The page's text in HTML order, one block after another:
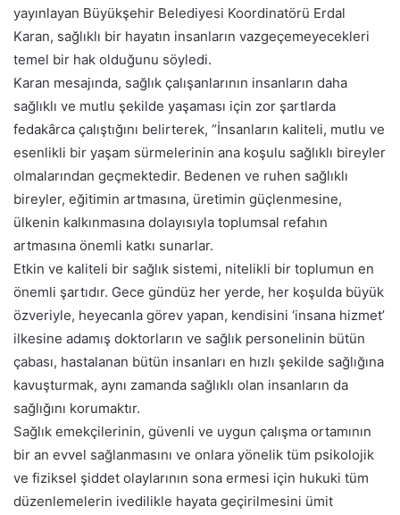
yayınlayan Büyükşehir Belediyesi Koordinatörü Erdal
Karan, sağlıklı bir hayatın insanların vazgeçemeyecekleri
temel bir hak olduğunu söyledi.
Karan mesajında, sağlık çalışanlarının insanların daha
sağlıklı ve mutlu şekilde yaşaması için zor şartlarda
fedakârca çalıştığını belirterek, “İnsanların kaliteli, mutlu ve
esenlikli bir yaşam sürmelerinin ana koşulu sağlıklı bireyler
olmalarından geçmektedir. Bedenen ve ruhen sağlıklı
bireyler, eğitimin artmasına, üretimin güçlenmesine,
ülkenin kalkınmasına dolayısıyla toplumsal refahın
artmasına önemli katkı sunarlar.
Etkin ve kaliteli bir sağlık sistemi, nitelikli bir toplumun en
önemli şartıdır. Gece gündüz her yerde, her koşulda büyük
özveriyle, heyecanla görev yapan, kendisini ‘insana hizmet’
ilkesine adamış doktorların ve sağlık personelinin bütün
çabası, hastalanan bütün insanları en hızlı şekilde sağlığına
kavuşturmak, aynı zamanda sağlıklı olan insanların da
sağlığını korumaktır.
Sağlık emekçilerinin, güvenli ve uygun çalışma ortamının
bir an evvel sağlanmasını ve onlara yönelik tüm psikolojik
ve fiziksel şiddet olaylarının sona ermesi için hukuki tüm
düzenlemelerin ivedilikle hayata geçirilmesini ümit